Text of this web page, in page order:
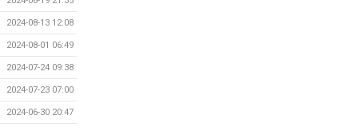
2024-08-13 12:08
2024-08-01 06:49
2024-07-24 09:38
2024-07-23 07:00
2024-06-30 20:47